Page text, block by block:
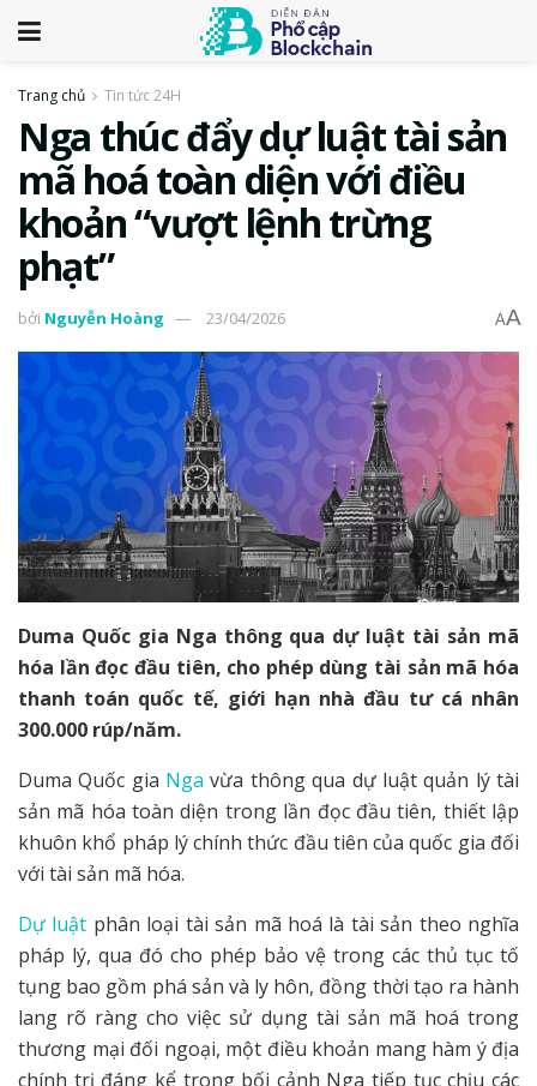
Trang chủ Tin tức 24H
Nga thúc đẩy dự luật tài sản
mã hoá toàn diện với điều
khoản “vượt lệnh trừng
phạt”
bởi Nguyễn Hoàng 23/04/2026 AA
Duma Quốc gia Nga thông qua dự luật tài sản mã
hóa lần đọc đầu tiên, cho phép dùng tài sản mã hóa
thanh toán quốc tế, giới hạn nhà đầu tư cá nhân
300.000 rúp/năm.
Duma Quốc gia Nga vừa thông qua dự luật quản lý tài
sản mã hóa toàn diện trong lần đọc đầu tiên, thiết lập
khuôn khổ pháp lý chính thức đầu tiên của quốc gia đối
với tài sản mã hóa.
Dự luật phân loại tài sản mã hoá là tài sản theo nghĩa
pháp lý, qua đó cho phép bảo vệ trong các thủ tục tố
tụng bao gồm phá sản và ly hôn, đồng thời tạo ra hành
lang rõ ràng cho việc sử dụng tài sản mã hoá trong
thương mại đối ngoại, một điều khoản mang hàm ý địa
chính trị đáng kể trong bối cảnh Nga tiếp tục chịu các